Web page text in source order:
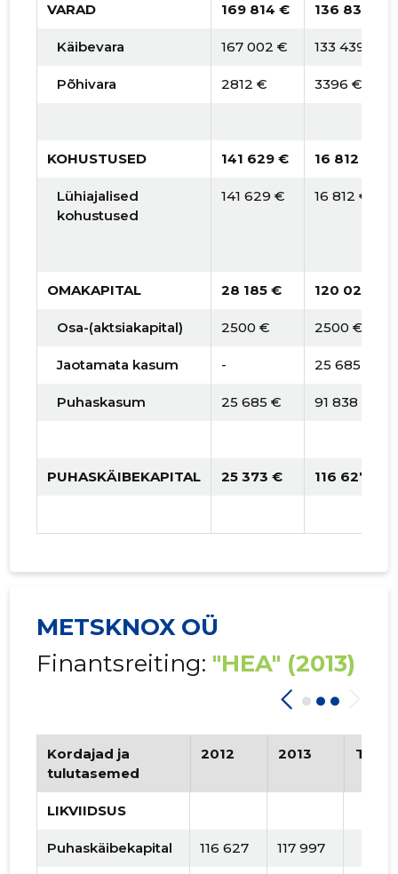
VARAD 169 814 € 136 835 €
Käibevara 167 002 € 133 439 €
Põhivara 2812 € 3396 €
KOHUSTUSED 141 629 € 16 812 €
Lühiajalised
kohustused
141 629 € 16 812 €
OMAKAPITAL 28 185 € 120 023 €
Osa-(aktsiakapital) 2500 € 2500 €
Jaotamata kasum - 25 685 €
Puhaskasum 25 685 € 91 838 €
PUHASKÄIBEKAPITAL 25 373 € 116 627 €
METSKNOX OÜ
Finantsreiting: "HEA" (2013)
Kordajad ja
tulutasemed
2012 2013 Trend
LIKVIIDSUS
Puhaskäibekapital 116 627 117 997